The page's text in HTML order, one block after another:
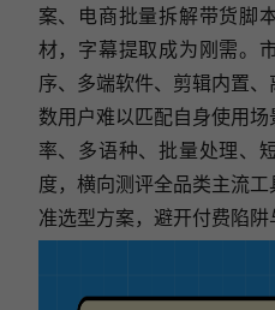
案、电商批量拆解带货脚
材，字幕提取成为刚需。
序、多端软件、剪辑内置
数用户难以匹配自身使用
率、多语种、批量处理、
度，横向测评全品类主流
准选型方案，避开付费陷阱